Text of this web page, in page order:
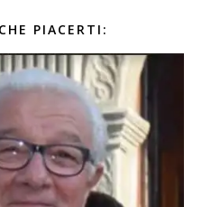
PIACERTI: